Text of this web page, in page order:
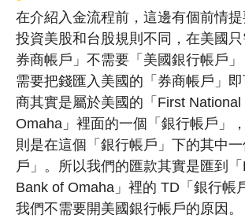
在介紹入金流程前，這邊有個前情提
投資美股和台股規則不同，在美國
券商帳戶」不需要「美國銀行帳戶
需要把錢匯入美國的「券商帳戶」
商其實是屬於美國的「First National
Omaha」裡面的一個「銀行帳戶」
則是在這個「銀行帳戶」下的其中
戶」。所以我們的匯款其實是匯到
Bank of Omaha」裡的 TD「銀行帳
我們不需要開美國銀行帳戶的原因。